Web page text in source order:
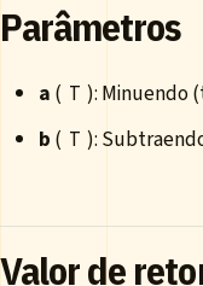
Parâmetros
a ( T ): Minuendo
b ( T ):
Valor de